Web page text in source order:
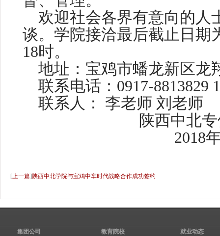
欢迎社会各界有意向的人
谈。学院接洽最后截止日期
18时。
地址：宝鸡市蟠龙新区龙
联系电话：0917-8813829
联系人： 李老师 刘老师
陕西中北
2018
[上一篇]陕西中北学院与宝鸡中车时代战略合作成功签约
集团公司 教育院校
就业动态